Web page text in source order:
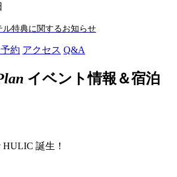
ル特典に関するお知らせ
約 アクセス Q&A
イベント情報＆宿泊
HULIC 誕生！